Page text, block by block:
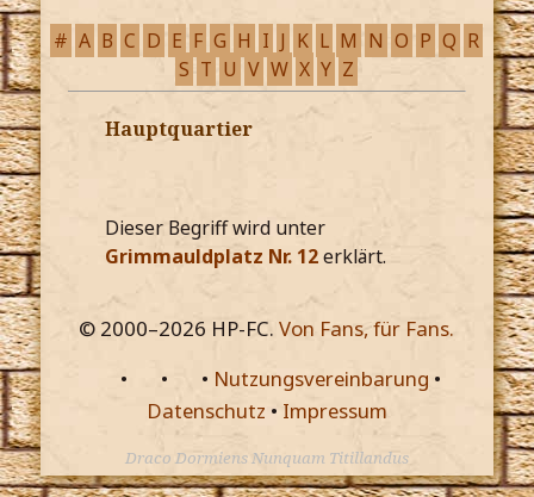
# A B C D E F G H I J K L M N O P Q R
S T U V W X Y Z
Hauptquartier
Dieser Begriff wird unter
Grimmauldplatz Nr. 12erklärt.
© 2000–2026 HP-FC.Von Fans, für Fans.
•
• • Nutzungsvereinbarung •
Datenschutz • Impressum
Draco Dormiens Nunquam Titillandus